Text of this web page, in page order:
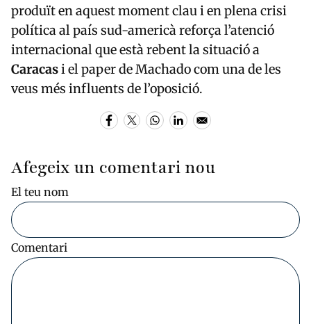
produït en aquest moment clau i en plena crisi
política al país sud-americà reforça l’atenció
internacional que està rebent la situació a
Caracasi el paper de Machado com una de les
veus més influents de l’oposició.
Afegeix un comentari nou
El teu nom
Comentari